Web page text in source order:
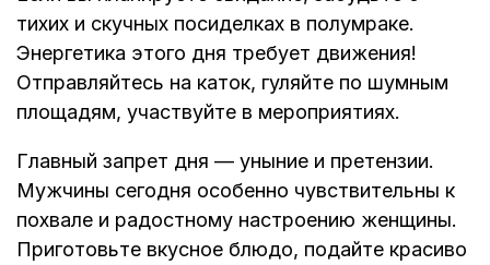
тихих и скучных посиделках в полумраке.
Энергетика этого дня требует движения!
Отправляйтесь на каток, гуляйте по шумным
площадям, участвуйте в мероприятиях.
Главный запрет дня — уныние и претензии.
Мужчины сегодня особенно чувствительны к
похвале и радостному настроению женщины.
Приготовьте вкусное блюдо, подайте красиво